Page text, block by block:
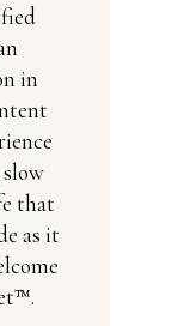
in
that
as it